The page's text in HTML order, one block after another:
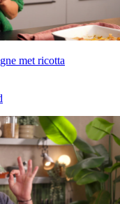
met ricotta